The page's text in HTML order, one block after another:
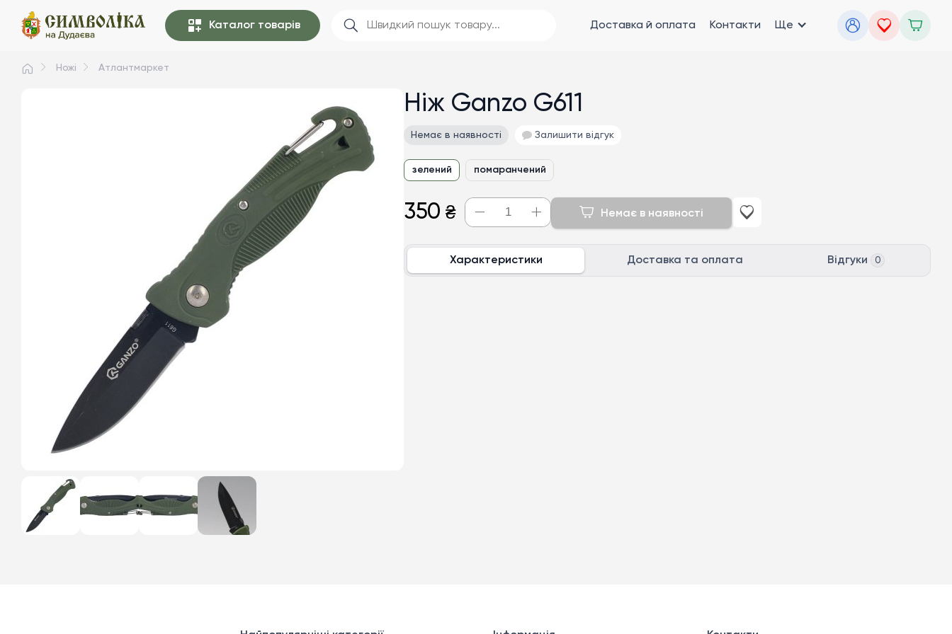
Каталог товарів Доставка й оплата Контакти Ще
Ножі Атлантмаркет
Ніж Ganzo G611
Немає в наявності Залишити відгук
зелений помаранчений
350 ₴ Немає в наявності
Характеристики Доставка та оплата Відгуки 0